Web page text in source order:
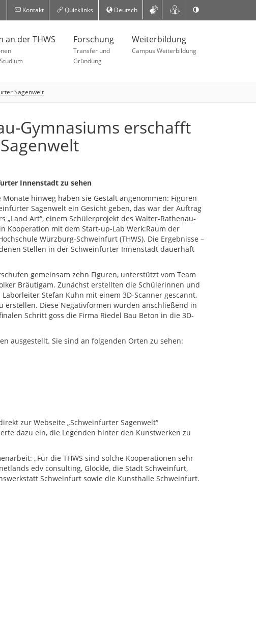
Kontakt Quicklinks Deutsch
an der THWS Forschung
Transfer und
Gründung
Weiterbildung
Campus Weiterbildung
Sagenwelt
Gymnasiums erschafft
Innenstadt zu sehen
Monate hinweg haben sie Gestalt angenommen: Figuren
Sagenwelt ein Gesicht geben, das war der Auftrag
„Land Art“, einem Schülerprojekt des Walter-Rathenau-
Kooperation mit dem Start-up-Lab Werk:Raum der
Würzburg-Schweinfurt (THWS). Die Ergebnisse –
Stellen in der Schweinfurter Innenstadt dauerhaft
gemeinsam zehn Figuren, unterstützt vom Team
Bräutigam. Zunächst erstellten die Schülerinnen und
Stefan Kuhn mit einem 3D-Scanner gescannt,
erstellen. Diese Negativformen wurden anschließend in
Schritt goss die Firma Riedel Bau Beton in die 3D-
ausgestellt. Sie sind an folgenden Orten zu sehen:
zur Webseite „Schweinfurter Sagenwelt“
dazu ein, die Legenden hinter den Kunstwerken zu
„Für die THWS sind solche Kooperationen sehr
edv consulting, Glöckle, die Stadt Schweinfurt,
Schweinfurt sowie die Kunsthalle Schweinfurt.